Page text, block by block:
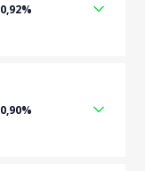
0,92%
0,90%